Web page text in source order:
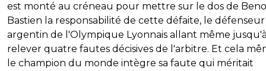
est monté au créneau pour mettre sur le dos de
Bastien la responsabilité de cette défaite, le défenseur
argentin de l'Olympique Lyonnais allant même
relever quatre fautes décisives de l'arbitre. Et cela
le champion du monde intègre sa faute qui méritait